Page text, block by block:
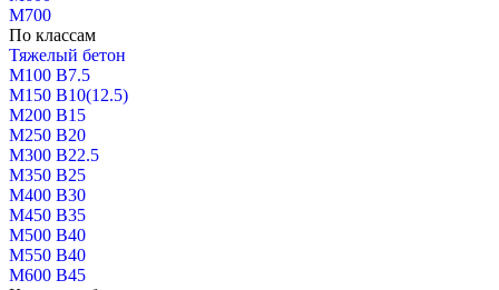
М700
По классам
Тяжелый бетон
М100 В7.5
М150 В10(12.5)
М200 В15
М250 В20
М300 В22.5
М350 В25
М400 В30
М450 В35
М500 В40
М550 В40
М600 В45